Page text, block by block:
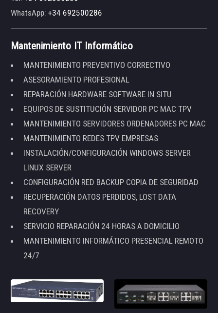
WhatsApp:+34 692500286
Mantenimiento IT Informático
MANTENIMIENTO PREVENTIVO CORRECTIVO
ASESORAMIENTO PROFESIONAL
REPARACIÓN HARDWARE SOFTWARE IN SITU
EQUIPOS DE SUSTITUCIÓN SERVIDOR PC MAC TPV
MANTENIMIENTO SERVIDORES ORDENADORES PC MAC
MANTENIMIENTO REDES TPV EMPRESAS
INSTALACIÓN/CONFIGURACIÓN WINDOWS SERVER
LINUX SERVER
CONFIGURACIÓN RED BACKUP COPIA DE SEGURIDAD
RECUPERACIÓN DATOS PERDIDOS, LOST DATA
RECOVERY
SERVICIO REPARACIÓN 24 HORAS A DOMICILIO
MANTENIMIENTO INFORMÁTICO PRESENCIAL REMOTO
24/7